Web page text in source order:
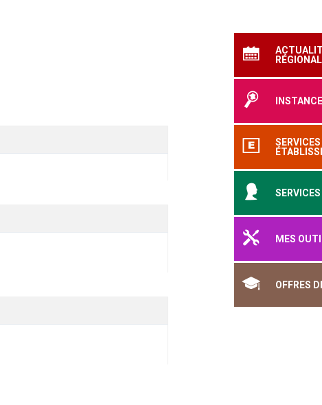
RÉGIONAL
MES
OFFRES